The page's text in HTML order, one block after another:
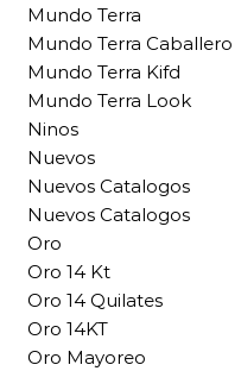
Mundo Terra
Mundo Terra Caballero
Mundo Terra Kifd
Mundo Terra Look
Ninos
Nuevos
Nuevos Catalogos
Nuevos Catalogos
Oro
Oro 14 Kt
Oro 14 Quilates
Oro 14KT
Oro Mayoreo